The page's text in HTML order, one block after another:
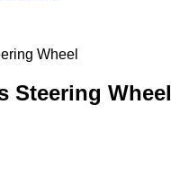
Wheel
Steering Wheel